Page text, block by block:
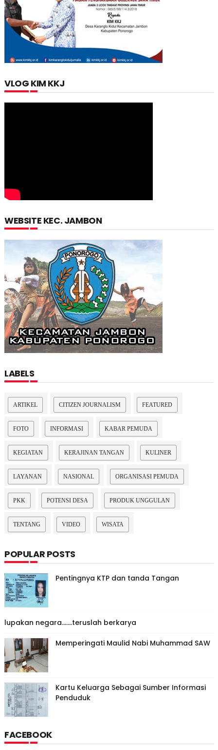
VLOG KIM KKJ
WEBSITE KEC. JAMBON
LABELS
ARTIKEL CITIZEN JOURNALISM FEATURED
FOTO INFORMASI KABAR PEMUDA
KEGIATAN KERAJINAN TANGAN KULINER
LAYANAN NASIONAL ORGANISASI PEMUDA
PKK POTENSI DESA PRODUK UNGGULAN
TENTANG VIDEO WISATA
POPULAR POSTS
Pentingnya KTP dan tanda Tangan
lupakan negara.......teruslah berkarya
Memperingati Maulid Nabi Muhammad SAW
Kartu Keluarga Sebagai Sumber Informasi
Penduduk
FACEBOOK